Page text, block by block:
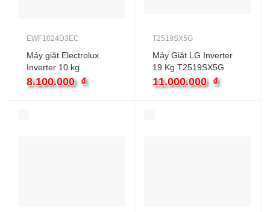
EWF1024D3EC
Máy giặt Electrolux
Inverter 10 kg
EWF1024D3EC
8.100.000 ₫
T2519SX5G
Máy Giặt LG Inverter
19 Kg T2519SX5G
Lồng Đứng
11.000.000 ₫